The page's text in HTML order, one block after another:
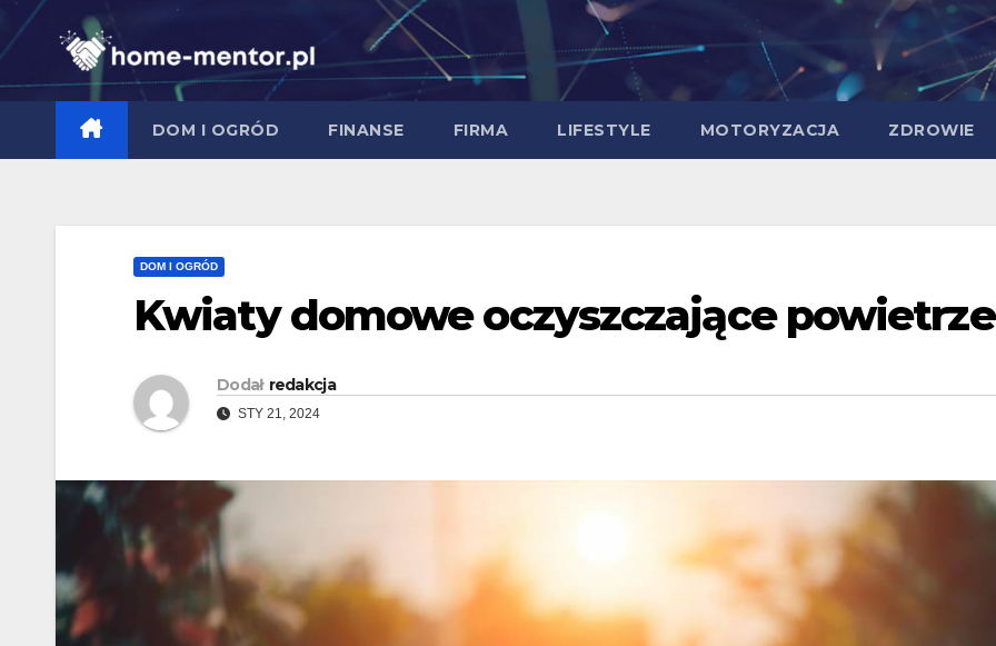
Skip
to
content
DOM I OGRÓD FINANSE FIRMA LIFESTYLE MOTORYZACJA ZDROWIE
DOM I OGRÓD
Kwiaty domowe oczyszczające powietrze
Dodał redakcja
STY 21, 2024